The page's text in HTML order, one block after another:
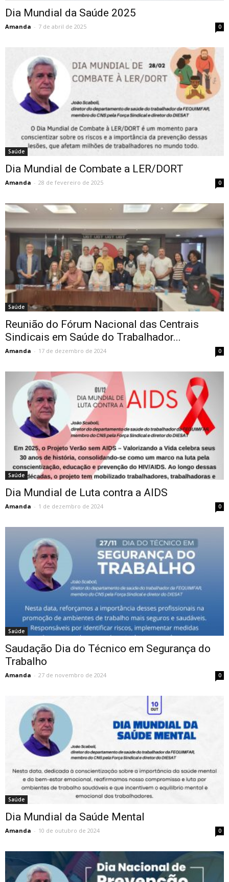
Dia Mundial da Saúde 2025
Amanda - 7 de abril de 2025 0
Saúde
Dia Mundial de Combate a LER/DORT
Amanda - 28 de fevereiro de 2025 0
Saúde
Reunião do Fórum Nacional das Centrais
Sindicais em Saúde do Trabalhador...
Amanda - 17 de dezembro de 2024 0
Saúde
Dia Mundial de Luta contra a AIDS
Amanda - 1 de dezembro de 2024 0
Saúde
Saudação Dia do Técnico em Segurança do
Trabalho
Amanda - 27 de novembro de 2024 0
Saúde
Dia Mundial da Saúde Mental
Amanda - 10 de outubro de 2024 0